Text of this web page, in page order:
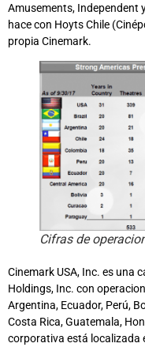
Amusements, Independent
hace con Hoyts Chile
propia Cinemark.
Cifras de
Cinemark USA, Inc. es una
Holdings, Inc. con
Argentina, Ecuador, Perú,
Costa Rica, Guatemala,
corporativa está localizada